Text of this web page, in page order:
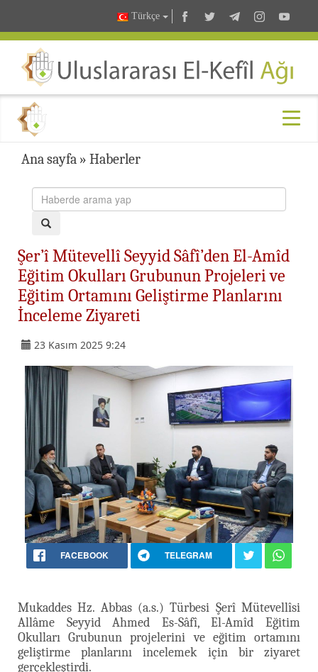
Türkçe
Ana sayfa » Haberler
Şer’î Mütevellî Seyyid Sâfî’den El-Amîd
Eğitim Okulları Grubunun Projeleri ve
Eğitim Ortamını Geliştirme Planlarını
İnceleme Ziyareti
23 Kasım 2025 9:24
FACEBOOK TELEGRAM
Mukaddes Hz. Abbas (a.s.) Türbesi Şerî Mütevellîsi
Allâme Seyyid Ahmed Es-Sâfî, El-Amîd Eğitim
Okulları Grubunun projelerini ve eğitim ortamını
geliştirme planlarını incelemek için bir ziyaret
gerçekleştirdi.